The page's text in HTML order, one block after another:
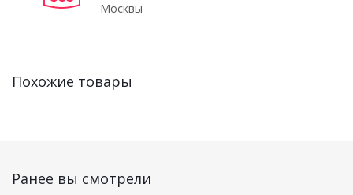
Москвы
Похожие товары
Ранее вы смотрели